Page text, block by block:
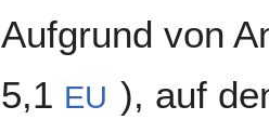
Aufgrund von
5,1 EU ), auf